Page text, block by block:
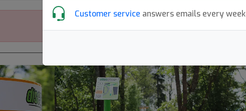
Customer service answers emails every